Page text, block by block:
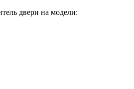
двери на модели: